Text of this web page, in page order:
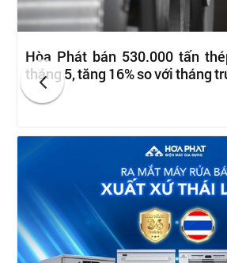
Hòa Phát bán 530.000 tấn
tháng 5, tăng 16% so với tháng